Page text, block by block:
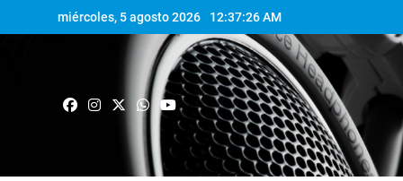
miércoles, 5 agosto 2026 12:37:26 AM